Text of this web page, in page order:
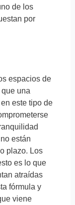
de los
por
espacios de
una
este tipo de
están
plazo. Los
es lo que
atraídas
fórmula y
viene